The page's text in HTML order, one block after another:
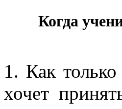
Когда
1. Как
хочет